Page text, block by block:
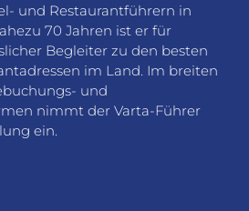
und Restaurantführern in
70 Jahren ist er für
Begleiter zu den besten
im Land. Im breiten
und
nimmt der Varta-Führer
ein.